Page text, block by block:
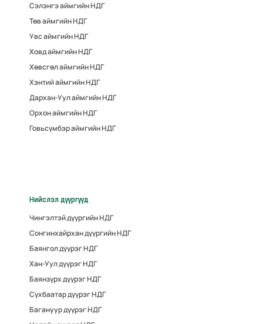
Сэлэнгэ аймгийн НДГ
Төв аймгийн НДГ
Увс аймгийн НДГ
Ховд аймгийн НДГ
Хөвсгөл аймгийн НДГ
Хэнтий аймгийн НДГ
Дархан-Уул аймгийн НДГ
Орхон аймгийн НДГ
Говьсүмбэр аймгийн НДГ
Нийслэл дүүргүүд
Чингэлтэй дүүргийн НДГ
Сонгинхайрхан дүүргийн НДГ
Баянгол дүүрэг НДГ
Хан-Уул дүүрэг НДГ
Баянзүрх дүүрэг НДГ
Сүхбаатар дүүрэг НДГ
Багануур дүүрэг НДГ